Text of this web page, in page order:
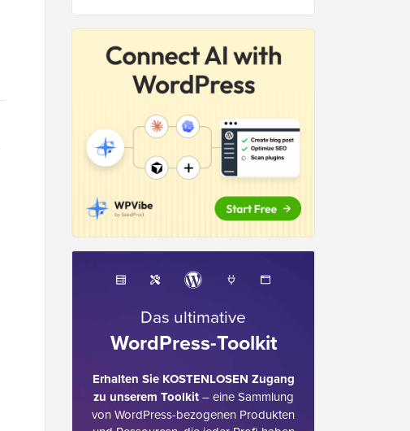
Das ultimative
WordPress-Toolkit
Erhalten Sie KOSTENLOSEN Zugang
zu unserem Toolkit– eine Sammlung
von WordPress-bezogenen Produkten